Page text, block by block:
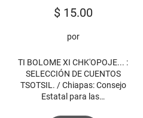
$15.00
por
TI BOLOME XI CHK'OPOJE... :
SELECCIÓN DE CUENTOS
TSOTSIL. / Chiapas: Consejo
Estatal para las…